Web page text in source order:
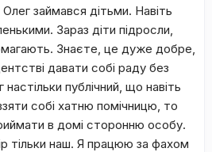
займався дітьми. Навіть
Зараз діти підросли,
Знаєте, це дуже добре,
давати собі раду без
публічний, що навіть
собі хатню помічницю, то
в домі сторонню особу.
тільки наш. Я працюю за фахом